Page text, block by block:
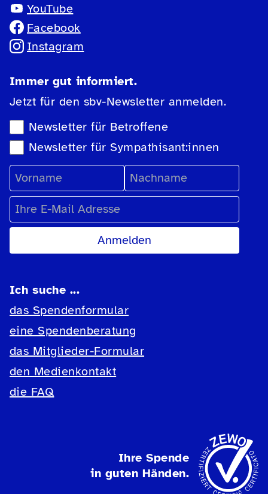
YouTube
Facebook
Instagram
Immer gut informiert.
Jetzt für den sbv-Newsletter anmelden.
Newsletter-Auswahl
Newsletter für Betroffene
Newsletter für Sympathisant:innen
Vorname
Nachname
E-Mail Adresse
Ich suche ...
das Spendenformular
eine Spendenberatung
das Mitglieder-Formular
den Medienkontakt
die FAQ
Ihre Spende
in guten Händen.